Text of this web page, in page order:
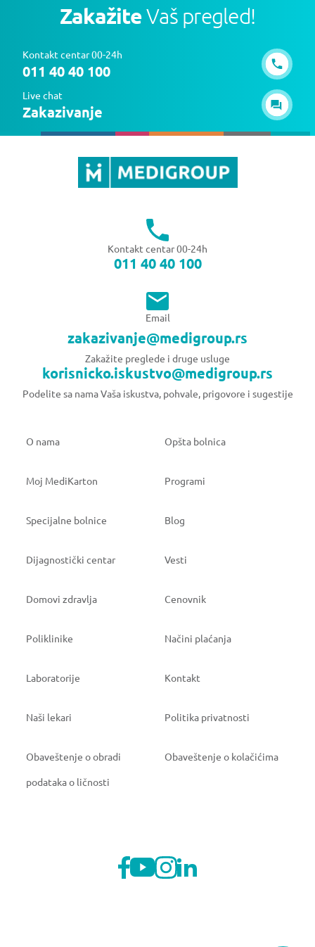
ZakažiteVaš pregled!
Kontakt centar 00-24h
011 40 40 100
Live chat
Zakazivanje
Kontakt centar 00-24h
011 40 40 100
Email
zakazivanje@medigroup.rs
Zakažite preglede i druge usluge
korisnicko.iskustvo@medigroup.rs
Podelite sa nama Vaša iskustva, pohvale, prigovore i sugestije
O nama Opšta bolnica
Moj MediKarton Programi
Specijalne bolnice Blog
Dijagnostički centar Vesti
Domovi zdravlja Cenovnik
Poliklinike Načini plaćanja
Laboratorije Kontakt
Naši lekari Politika privatnosti
Obaveštenje o obradi
podataka o ličnosti
Obaveštenje o kolačićima